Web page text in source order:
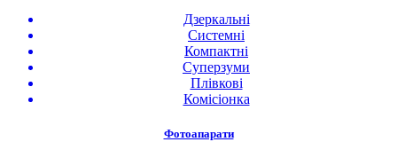
Дзеркальні
Системні
Компактні
Суперзуми
Плівкові
Комісіонка
Фотоапарати